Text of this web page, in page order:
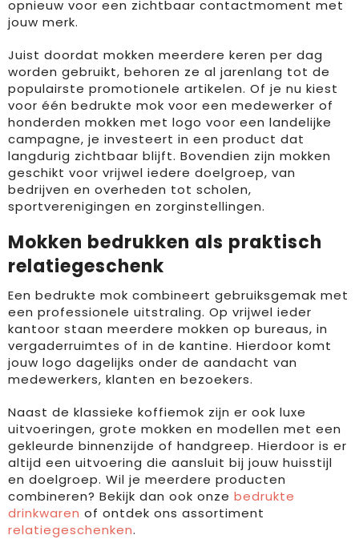
opnieuw voor een zichtbaar contactmoment met
jouw merk.
Juist doordat mokken meerdere keren per dag
worden gebruikt, behoren ze al jarenlang tot de
populairste promotionele artikelen. Of je nu kiest
voor één bedrukte mok voor een medewerker of
honderden mokken met logo voor een landelijke
campagne, je investeert in een product dat
langdurig zichtbaar blijft. Bovendien zijn mokken
geschikt voor vrijwel iedere doelgroep, van
bedrijven en overheden tot scholen,
sportverenigingen en zorginstellingen.
Mokken bedrukken als praktisch
relatiegeschenk
Een bedrukte mok combineert gebruiksgemak met
een professionele uitstraling. Op vrijwel ieder
kantoor staan meerdere mokken op bureaus, in
vergaderruimtes of in de kantine. Hierdoor komt
jouw logo dagelijks onder de aandacht van
medewerkers, klanten en bezoekers.
Naast de klassieke koffiemok zijn er ook luxe
uitvoeringen, grote mokken en modellen met een
gekleurde binnenzijde of handgreep. Hierdoor is er
altijd een uitvoering die aansluit bij jouw huisstijl
en doelgroep. Wil je meerdere producten
combineren? Bekijk dan ook onze bedrukte
drinkwaren of ontdek ons assortiment
relatiegeschenken.